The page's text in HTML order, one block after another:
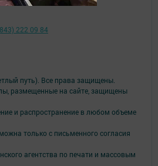
путь). Все права защищены.
размещенные на сайте, защищены
и распространение в любом объеме
только с письменного согласия
агентства по печати и массовым
222 09 84